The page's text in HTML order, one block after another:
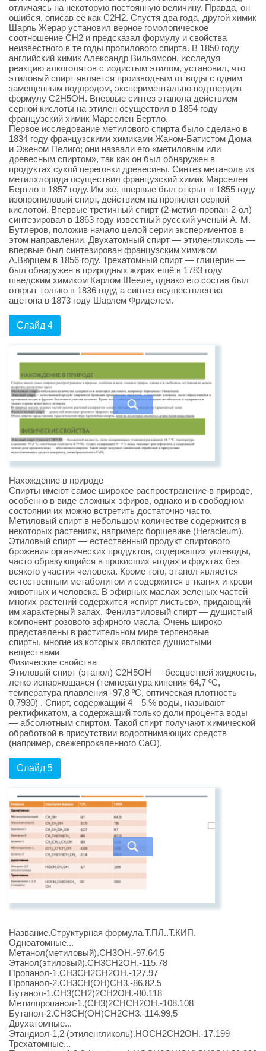
отличаясь на некоторую постоянную величину. Правда, он
ошибся, описав её как C2H2. Спустя два года, другой химик
Шарль Жерар установил верное гомологическое
соотношение CH2 и предсказал формулу и свойства
неизвестного в те годы пропилового спирта. В 1850 году
английский химик Александр Вильямсон, исследуя
реакцию алкоголятов с иодистым этилом, установил, что
этиловый спирт является производным от воды с одним
замещенным водородом, экспериментально подтвердив
формулу C2H5OH. Впервые синтез этанола действием
серной кислоты на этилен осуществил в 1854 году
французский химик Марселен Бертло.
Первое исследование метилового спирта было сделано в
1834 году французскими химиками Жаном-Батистом Дюма
и Эженом Пелиго; они назвали его «метиловым или
древесным спиртом», так как он был обнаружен в
продуктах сухой перегонки древесины. Синтез метанола из
метилхлорида осуществил французский химик Марселен
Бертло в 1857 году. Им же, впервые был открыт в 1855 году
изопропиловый спирт, действием на пропилен серной
кислотой. Впервые третичный спирт (2-метил-пропан-2-ол)
синтезировал в 1863 году известный русский ученый А. М.
Бутлеров, положив начало целой серии экспериментов в
этом направлении. Двухатомный спирт — этиленгликоль —
впервые был синтезирован французским химиком
А.Вюрцем в 1856 году. Трехатомный спирт — глицерин —
был обнаружен в природных жирах ещё в 1783 году
шведским химиком Карлом Шееле, однако его состав был
открыт только в 1836 году, а синтез осуществлен из
ацетона в 1873 году Шарлем Фриделем.
Слайд 4
Нахождение в природе
Спирты имеют самое широкое распространение в природе,
особенно в виде сложных эфиров, однако и в свободном
состоянии их можно встретить достаточно часто.
Метиловый спирт в небольшом количестве содержится в
некоторых растениях, например: борщевике (Heracleum).
Этиловый спирт — естественный продукт спиртового
брожения органических продуктов, содержащих углеводы,
часто образующийся в прокисших ягодах и фруктах без
всякого участия человека. Кроме того, этанол является
естественным метаболитом и содержится в тканях и крови
животных и человека. В эфирных маслах зеленых частей
многих растений содержится «спирт листьев», придающий
им характерный запах. Фенилэтиловый спирт — душистый
компонент розового эфирного масла. Очень широко
представлены в растительном мире терпеновые
спирты, многие из которых являются душистыми
веществами
Физические свойства
Этиловый спирт (этанол) С2Н5ОН — бесцветней жидкость,
легко испаряющаяся (температура кипения 64,7 ºС,
температура плавления -97,8 ºС, оптическая плотность
0,7930) . Спирт, содержащий 4—5 % воды, называют
ректификатом, а содержащий только доли процента воды
— абсолютным спиртом. Такой спирт получают химической
обработкой в присутствии водоотнимающих средств
(например, свежепрокаленного СаО).
Слайд 5
Название.Структурная формула.Т.ПЛ..Т.КИП.
Одноатомные...
Метанол(метиловый).СН3ОН.-97.64,5
Этанол(этиловый).СН3СН2ОН.-115.78
Пропанол-1.СН3СН2СН2ОН.-127.97
Пропанол-2.СН3СН(ОН)СН3.-86.82,5
Бутанол-1.СН3(СН2)2СН2ОН.-80.118
Метилпропанол-1.(СН3)2СНСН2ОН.-108.108
Бутанол-2.СН3СН(ОН)СН2СН3.-114.99,5
Двухатомные...
Этандиол-1,2 (этиленгликоль).НОСН2СН2ОН.-17.199
Трехатомные...